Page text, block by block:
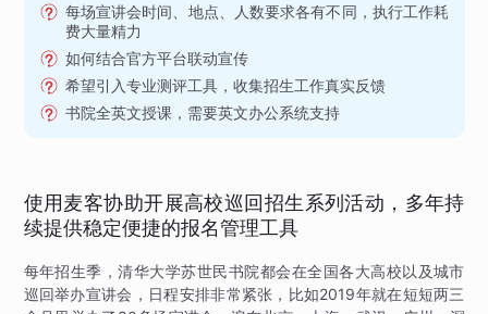
每场宣讲会时间、地点、人数要求各有不同，执行工作耗
费大量精力
如何结合官方平台联动宣传
希望引入专业测评工具，收集招生工作真实反馈
书院全英文授课，需要英文办公系统支持
使用麦客协助开展高校巡回招生系列活动，多年持
续提供稳定便捷的报名管理工具
每年招生季，清华大学苏世民书院都会在全国各大高校以及城市
巡回举办宣讲会，日程安排非常紧张，比如2019年就在短短两三